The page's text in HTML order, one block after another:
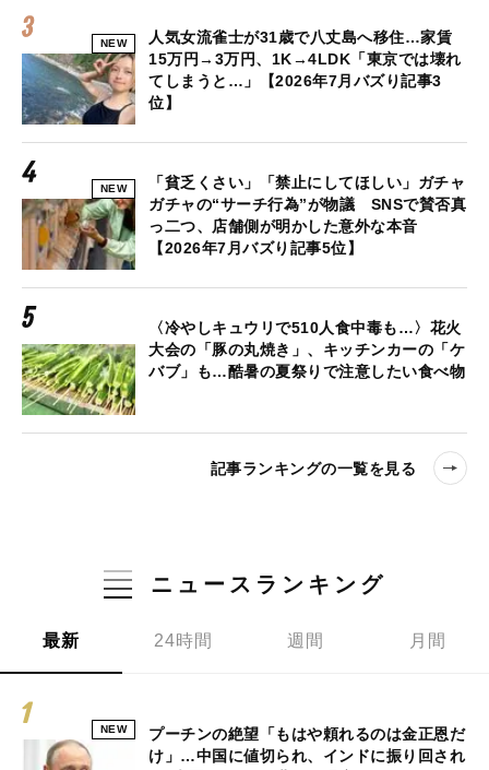
NEW
人気女流雀士が31歳で八丈島へ移住…家賃
15万円→3万円、1K→4LDK「東京では壊れ
てしまうと…」【2026年7月バズり記事3
位】
NEW
「貧乏くさい」「禁止にしてほしい」ガチャ
ガチャの“サーチ行為”が物議 SNSで賛否真
っ二つ、店舗側が明かした意外な本音
【2026年7月バズり記事5位】
〈冷やしキュウリで510人食中毒も…〉花火
大会の「豚の丸焼き」、キッチンカーの「ケ
バブ」も…酷暑の夏祭りで注意したい食べ物
記事ランキングの一覧を見る
ニュースランキング
最新 24時間 週間 月間
NEW
プーチンの絶望「もはや頼れるのは金正恩だ
け」…中国に値切られ、インドに振り回され